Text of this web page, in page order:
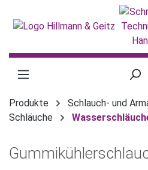
Produkte
Schlauch- und
Schläuche